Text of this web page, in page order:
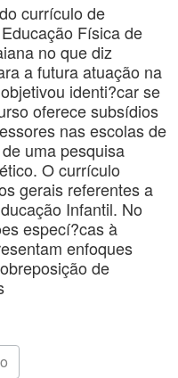
currículo de
Física de
no que diz
a futura atuação na
identi?car se
oferece subsídios
nas escolas de
uma pesquisa
O currículo
gerais referentes a
Infantil. No
especí?cas à
enfoques
de